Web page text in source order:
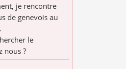
je rencontre
de genevois au
le
nous ?